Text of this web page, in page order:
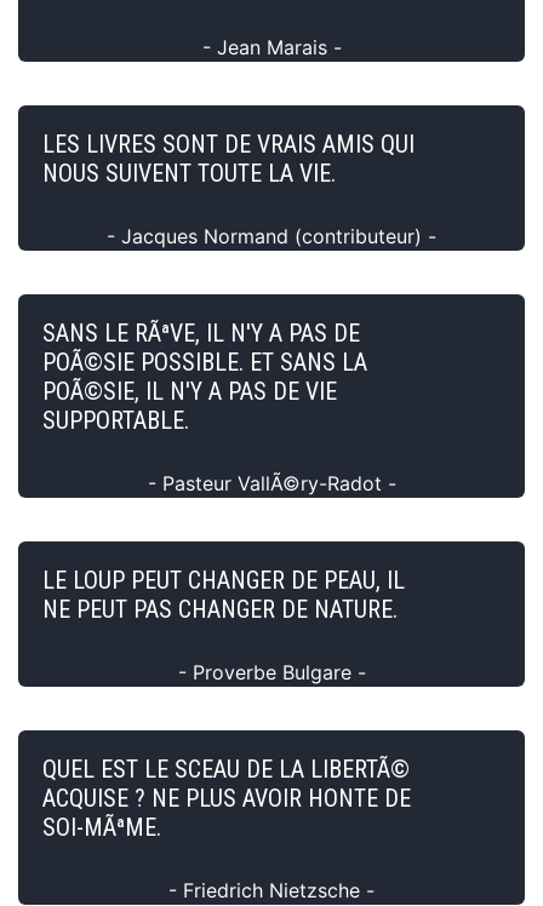
- Jean Marais -
LES LIVRES SONT DE VRAIS AMIS QUI
NOUS SUIVENT TOUTE LA VIE.
- Jacques Normand (contributeur) -
SANS LE RÃªVE, IL N'Y A PAS DE
POÃ©SIE POSSIBLE. ET SANS LA
POÃ©SIE, IL N'Y A PAS DE VIE
SUPPORTABLE.
- Pasteur VallÃ©ry-Radot -
LE LOUP PEUT CHANGER DE PEAU, IL
NE PEUT PAS CHANGER DE NATURE.
- Proverbe Bulgare -
QUEL EST LE SCEAU DE LA LIBERTÃ©
ACQUISE ? NE PLUS AVOIR HONTE DE
SOI-MÃªME.
- Friedrich Nietzsche -